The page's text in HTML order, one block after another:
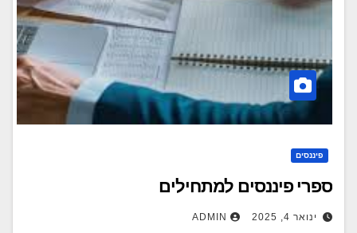
פיננסים
ספרי פיננסים למתחילים
ינואר 4, 2025 ADMIN